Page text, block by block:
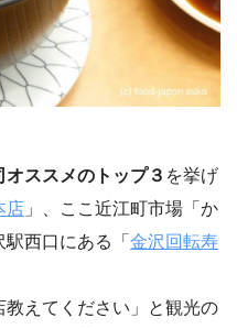
ススメのトップ３ を挙げ
店 」、ここ近江町市場「か
西口にある「 金沢回転寿
教えてください」と観光の